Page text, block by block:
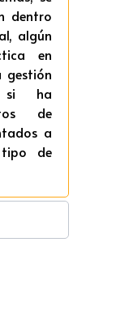
dentro
algún
en
gestión
si ha
de
a
de